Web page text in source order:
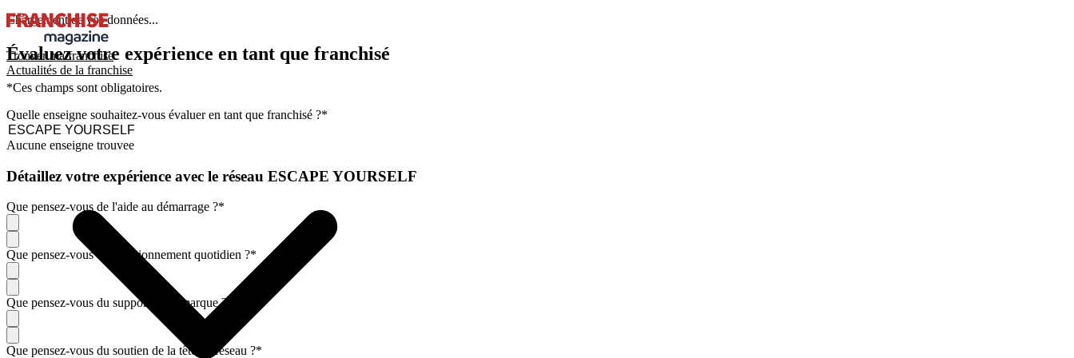
Trouver ma franchise
Actualités de la franchise
Chargement de vos données...
Évaluez votre expérience en tant que franchisé
*Ces champs sont obligatoires.
Quelle enseigne souhaitez-vous évaluer en tant que franchisé ?*
Aucune enseigne trouvee
Détaillez votre expérience avec le réseau ESCAPE YOURSELF
Que pensez-vous de l'aide au démarrage ?*
Que pensez-vous du fonctionnement quotidien ?*
Que pensez-vous du support de la marque ?
Que pensez-vous du soutien de la tête de réseau ?*